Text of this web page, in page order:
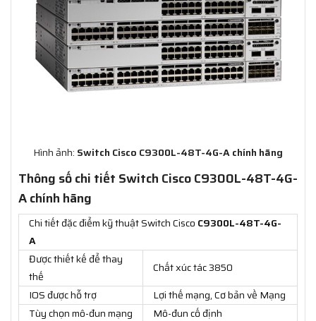
Hình ảnh: Switch Cisco C9300L-48T-4G-A chính hãng
Thông số chi tiết Switch Cisco C9300L-48T-4G-
A chính hãng
Chi tiết đặc điểm kỹ thuật Switch Cisco C9300L-48T-4G-
A
Được thiết kế để thay
thế
Chất xúc tác 3850
IOS được hỗ trợ
Lợi thế mạng, Cơ bản về Mạng
Tùy chọn mô-đun mạng
Mô-đun cố định